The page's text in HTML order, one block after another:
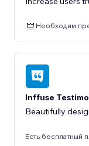
Необходим
Inffuse
Beautifully
Есть бесплатный